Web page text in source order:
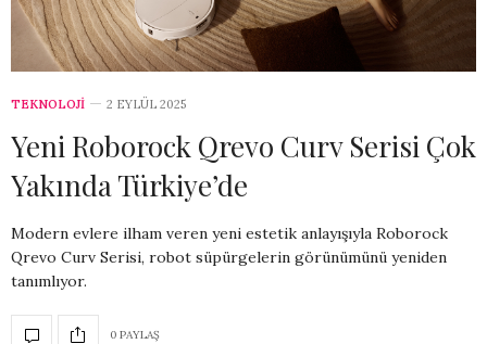
TEKNOLOJİ 2 EYLÜL 2025
Yeni Roborock Qrevo Curv Serisi Çok
Yakında Türkiye’de
Modern evlere ilham veren yeni estetik anlayışıyla Roborock
Qrevo Curv Serisi, robot süpürgelerin görünümünü yeniden
tanımlıyor.
0 PAYLAŞ